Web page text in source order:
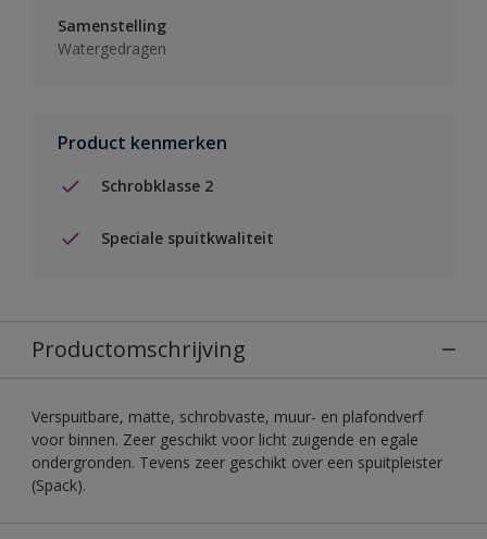
Samenstelling
Watergedragen
Product kenmerken
Schrobklasse 2
Speciale spuitkwaliteit
Productomschrijving
Verspuitbare, matte, schrobvaste, muur- en plafondverf
voor binnen. Zeer geschikt voor licht zuigende en egale
ondergronden. Tevens zeer geschikt over een spuitpleister
(Spack).